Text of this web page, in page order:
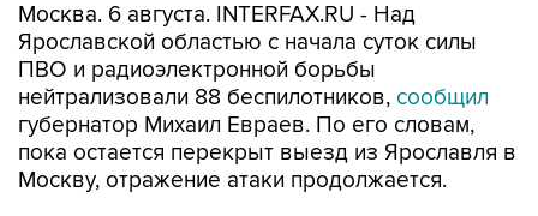
Москва. 6 августа. INTERFAX.RU - Над
Ярославской областью с начала суток силы
ПВО и радиоэлектронной борьбы
нейтрализовали 88 беспилотников, сообщил
губернатор Михаил Евраев. По его словам,
пока остается перекрыт выезд из Ярославля в
Москву, отражение атаки продолжается.